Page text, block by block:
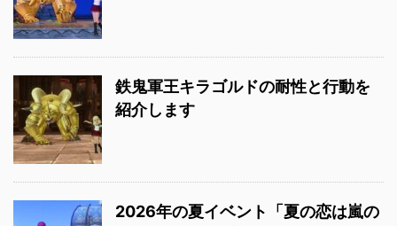
鉄鬼軍王キラゴルドの耐性と行動を
紹介します
2026年の夏イベント「夏の恋は嵐の